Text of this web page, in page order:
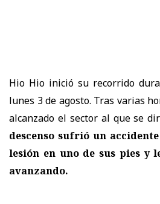
Hio Hio inició su recorrido
lunes 3 de agosto. Tras varias
alcanzado el sector al que se
descenso sufrió un
lesión en uno de sus pies y
avanzando.